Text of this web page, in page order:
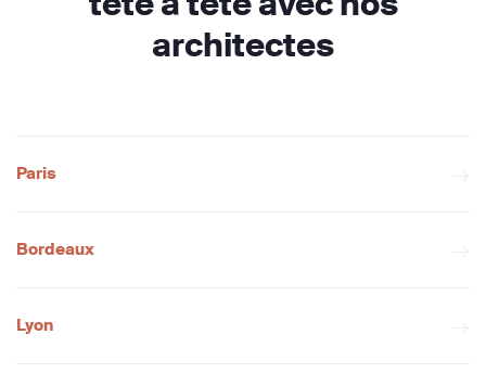
architectes
Paris
Bordeaux
Lyon